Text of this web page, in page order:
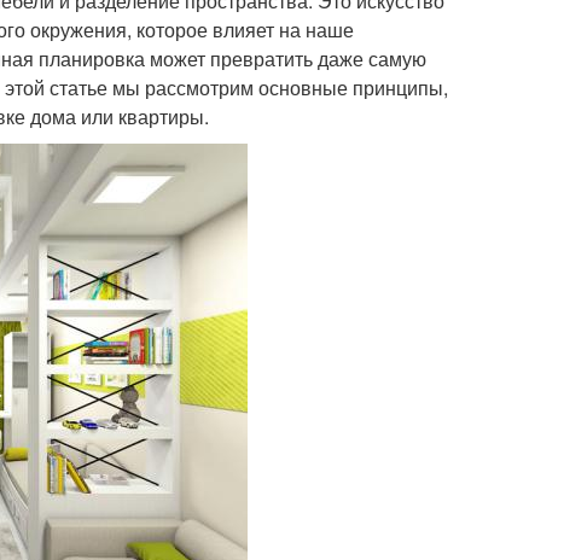
окружения, которое влияет на наше
планировка может превратить даже самую
статье мы рассмотрим основные принципы,
дома или квартиры.